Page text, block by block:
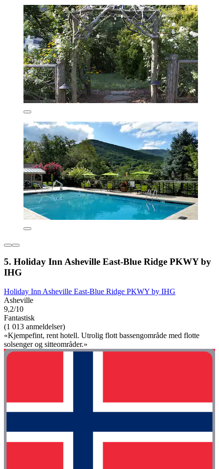
5. Holiday Inn Asheville East-Blue Ridge PKWY by
IHG
Holiday Inn Asheville East-Blue Ridge PKWY by IHG
Asheville
9,2/10
Fantastisk
(1 013 anmeldelser)
«Kjempefint, rent hotell. Utrolig flott bassengområde med flotte
solsenger og sitteområder.»